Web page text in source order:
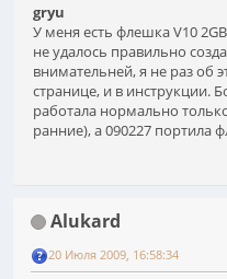
gryu
У меня есть флешка V10
не удалось правильно
внимательней, я не раз об
странице, и в инструкции.
работала нормально
ранние), а 090227 портила
Alukard
20 Июля 2009, 16:58:34